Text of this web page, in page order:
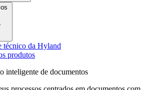
técnico da Hyland
produtos
inteligente de documentos